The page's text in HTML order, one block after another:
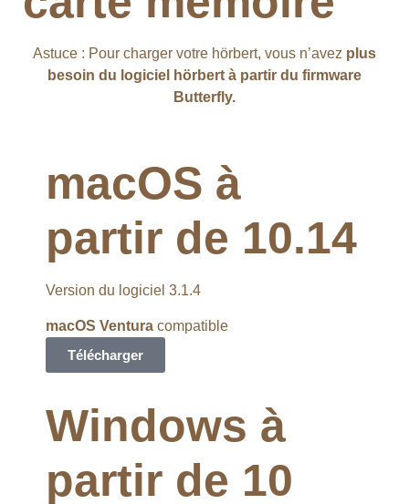
Astuce : Pour charger votre hörbert, vous n’avez plus
besoin du logiciel hörbert à partir du firmware
Butterfly.
macOS à
partir de 10.14
Version du logiciel 3.1.4
macOS Ventura compatible
Télécharger
Windows à
partir de 10